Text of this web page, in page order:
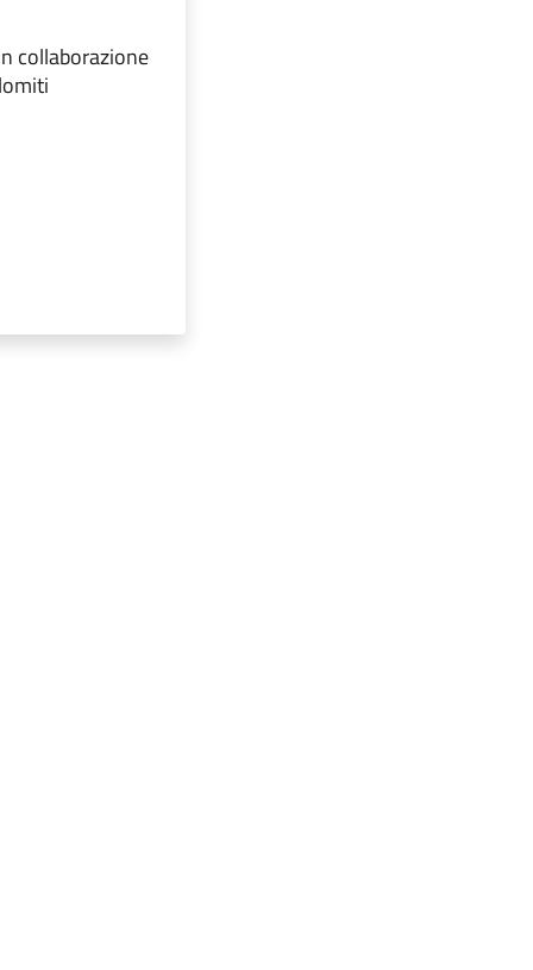
collaborazione